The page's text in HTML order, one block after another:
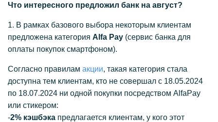
Что интересного предложил банк на август?
1. В рамках базового выбора некоторым клиентам
предложена категория Alfa Pay (сервис банка для
оплаты покупок смартфоном).
Согласно правилам акции, такая категория стала
доступна тем клиентам, кто не совершал с 18.05.2024
по 18.07.2024 ни одной покупки посредством AlfaPay
или стикером:
-2% кэшбэка предлагается клиентам, у кого этот